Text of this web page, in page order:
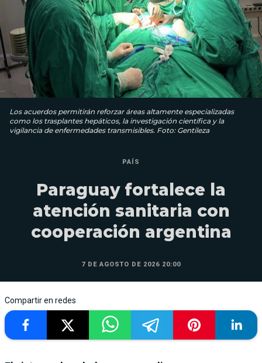
Los acuerdos permitirán reforzar áreas altamente especializadas
como los trasplantes hepáticos, la investigación científica y la
vigilancia de enfermedades transmisibles. Foto: Gentileza
PAÍS
Paraguay fortalece la
atención sanitaria con
cooperación argentina
7 DE AGOSTO DE 2026 20:00
Compartir en redes